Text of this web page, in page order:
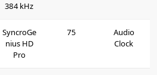
384 kHz
SyncroGe
nius HD
Pro
75
Audio
Clock